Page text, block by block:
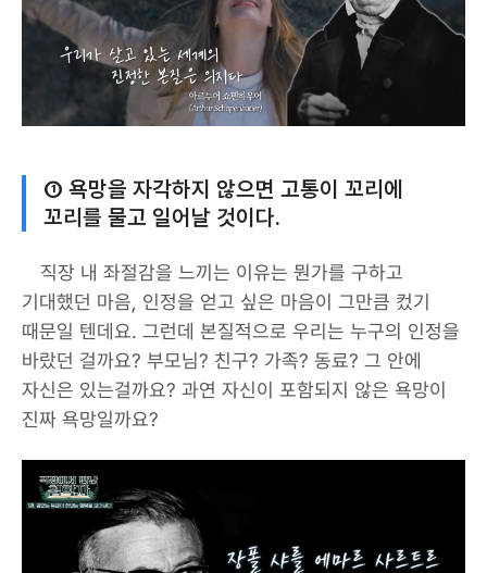
① 욕망을 자각하지 않으면 고통이 꼬리에
꼬리를 물고 일어날 것이다.
직장 내 좌절감을 느끼는 이유는 뭔가를 구하고
기대했던 마음, 인정을 얻고 싶은 마음이 그만큼 컸기
때문일 텐데요. 그런데 본질적으로 우리는 누구의 인정을
바랐던 걸까요? 부모님? 친구? 가족? 동료? 그 안에
자신은 있는걸까요? 과연 자신이 포함되지 않은 욕망이
진짜 욕망일까요?